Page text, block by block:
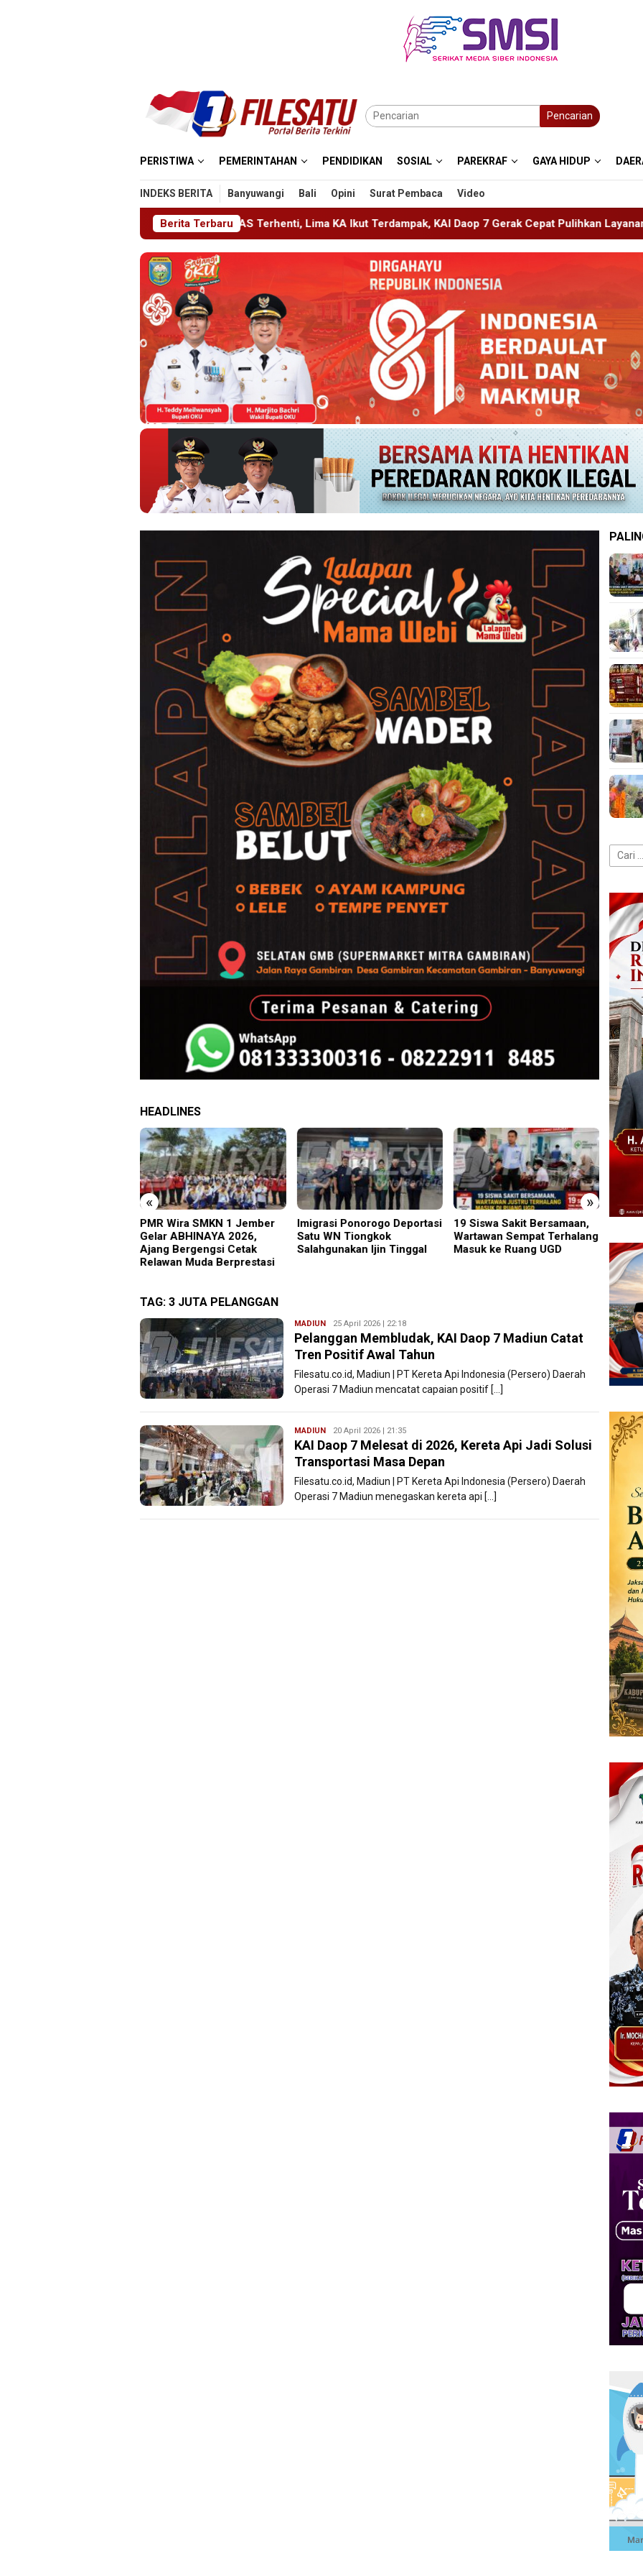
Pencarian
PERISTIWA PEMERINTAHAN PENDIDIKAN SOSIAL PAREKRAF GAYA HIDUP
INDEKS BERITA Banyuwangi Bali Opini Surat Pembaca Video
Berita Terbaru
KA BIAS Terhenti, Lima KA Ikut Terdampak, KAI Daop 7 Gerak Cepat Pulihkan Layanan PMR Wira
HEADLINES
« »
PMR Wira SMKN 1 Jember
Gelar ABHINAYA 2026,
Ajang Bergengsi Cetak
Relawan Muda Berprestasi
Imigrasi Ponorogo Deportasi
Satu WN Tiongkok
Salahgunakan Ijin Tinggal
19 Siswa Sakit Bersamaan,
Wartawan Sempat Terhalang
Masuk ke Ruang UGD
TAG: 3 JUTA PELANGGAN
MADIUN Filesatu
25 April 2026 | 22:18
Pelanggan Membludak, KAI Daop 7 Madiun Catat
Tren Positif Awal Tahun
Filesatu.co.id, Madiun | PT Kereta Api Indonesia (Persero) Daerah
Operasi 7 Madiun mencatat capaian positif […]
MADIUN Filesatu
20 April 2026 | 21:35
KAI Daop 7 Melesat di 2026, Kereta Api Jadi Solusi
Transportasi Masa Depan
Filesatu.co.id, Madiun | PT Kereta Api Indonesia (Persero) Daerah
Operasi 7 Madiun menegaskan kereta api […]
Cari
untuk: